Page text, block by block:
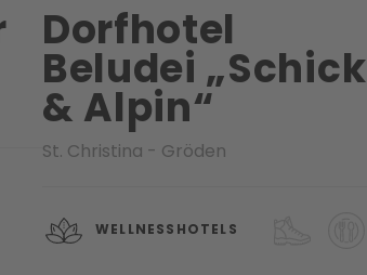
Dorfhotel
Beludei „Schick
& Alpin“
St. Christina - Gröden
WELLNESSHOTELS